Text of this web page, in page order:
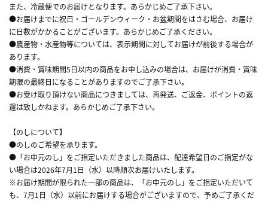
また、冷蔵便でのお届けとなります。あらかじめご了承下さい。
●お届けまでに祝日・ゴールデンウィーク・お盆期間をはさむ場合、お届け
に日数がかかることがございます。あらかじめご了承ください。
●農産物・水産物等については、表示期間に対してお届けが前後する場合が
あります。
●消費・賞味期間5日以内の商品をお申し込みの場合は、お届けが消費・賞味
期限の最終日になることがありますのでご了承下さい。
●お受け取り頂けない商品につきましては、再発送、ご返金、ポイントの返
還は致しかねます。あらかじめご了承下さい。
【のしについて】
●のしのご希望を承ります。
●「お中元のし」をご指定いただきました商品は、配達希望日のご指定がな
い場合は2026年7月1日（水）以降順次お届けいたします。
※お届け期間が限られた一部の商品は、「お中元のし」をご指定いただいて
も、7月1日（水）以前にお届けする場合がございますので、予めご了承くだ